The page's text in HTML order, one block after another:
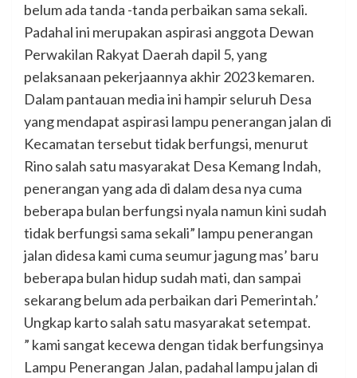
belum ada tanda -tanda perbaikan sama sekali.
Padahal ini merupakan aspirasi anggota Dewan
Perwakilan Rakyat Daerah dapil 5, yang
pelaksanaan pekerjaannya akhir 2023 kemaren.
Dalam pantauan media ini hampir seluruh Desa
yang mendapat aspirasi lampu penerangan jalan di
Kecamatan tersebut tidak berfungsi, menurut
Rino salah satu masyarakat Desa Kemang Indah,
penerangan yang ada di dalam desa nya cuma
beberapa bulan berfungsi nyala namun kini sudah
tidak berfungsi sama sekali” lampu penerangan
jalan didesa kami cuma seumur jagung mas’ baru
beberapa bulan hidup sudah mati, dan sampai
sekarang belum ada perbaikan dari Pemerintah.’
Ungkap karto salah satu masyarakat setempat.
” kami sangat kecewa dengan tidak berfungsinya
Lampu Penerangan Jalan, padahal lampu jalan di